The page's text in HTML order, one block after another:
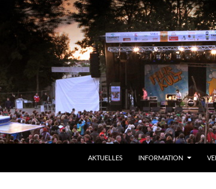
AKTUELLES
INFORMATION